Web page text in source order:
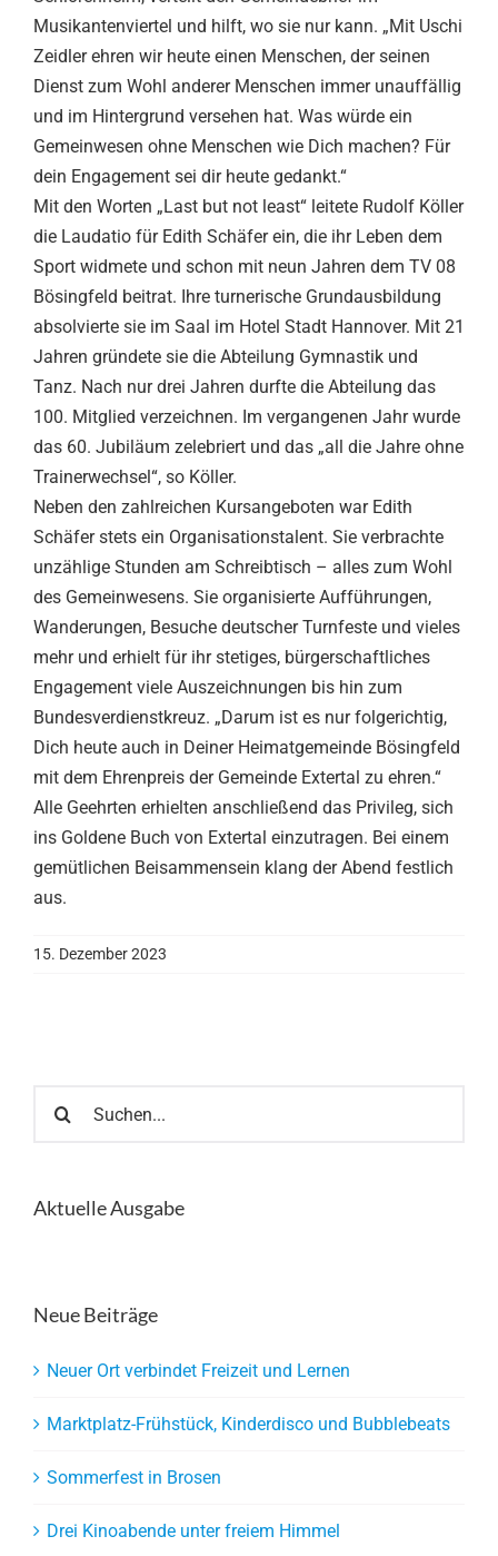
Musikantenviertel und hilft, wo sie nur kann. „Mit Uschi
Zeidler ehren wir heute einen Menschen, der seinen
Dienst zum Wohl anderer Menschen immer unauffällig
und im Hintergrund versehen hat. Was würde ein
Gemeinwesen ohne Menschen wie Dich machen? Für
dein Engagement sei dir heute gedankt.“
Mit den Worten „Last but not least“ leitete Rudolf Köller
die Laudatio für Edith Schäfer ein, die ihr Leben dem
Sport widmete und schon mit neun Jahren dem TV 08
Bösingfeld beitrat. Ihre turnerische Grundausbildung
absolvierte sie im Saal im Hotel Stadt Hannover. Mit 21
Jahren gründete sie die Abteilung Gymnastik und
Tanz. Nach nur drei Jahren durfte die Abteilung das
100. Mitglied verzeichnen. Im vergangenen Jahr wurde
das 60. Jubiläum zelebriert und das „all die Jahre ohne
Trainerwechsel“, so Köller.
Neben den zahlreichen Kursangeboten war Edith
Schäfer stets ein Organisationstalent. Sie verbrachte
unzählige Stunden am Schreibtisch – alles zum Wohl
des Gemeinwesens. Sie organisierte Aufführungen,
Wanderungen, Besuche deutscher Turnfeste und vieles
mehr und erhielt für ihr stetiges, bürgerschaftliches
Engagement viele Auszeichnungen bis hin zum
Bundesverdienstkreuz. „Darum ist es nur folgerichtig,
Dich heute auch in Deiner Heimatgemeinde Bösingfeld
mit dem Ehrenpreis der Gemeinde Extertal zu ehren.“
Alle Geehrten erhielten anschließend das Privileg, sich
ins Goldene Buch von Extertal einzutragen. Bei einem
gemütlichen Beisammensein klang der Abend festlich
aus.
15. Dezember 2023
nach:
Aktuelle Ausgabe
Neue Beiträge
Neuer Ort verbindet Freizeit und Lernen
Marktplatz-Frühstück, Kinderdisco und Bubblebeats
Sommerfest in Brosen
Drei Kinoabende unter freiem Himmel